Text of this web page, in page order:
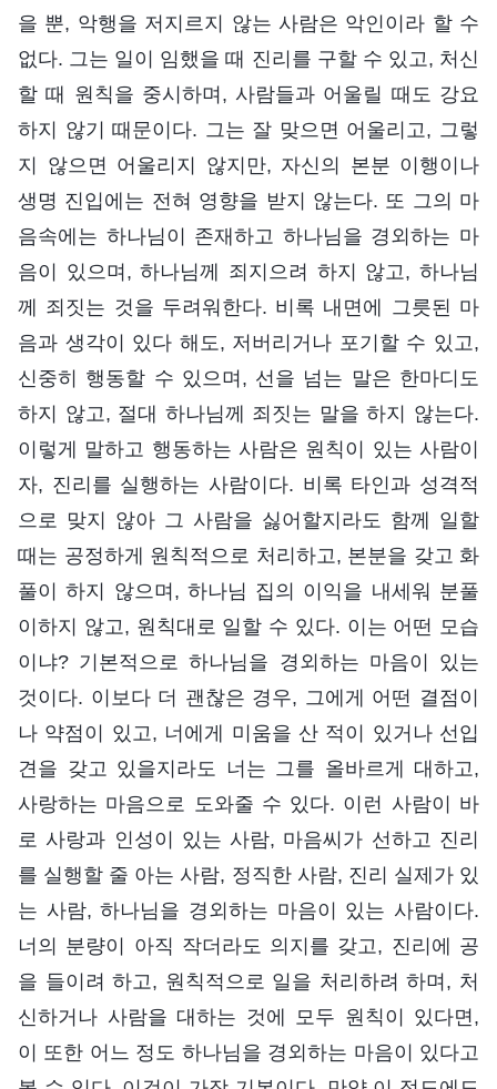
을 뿐, 악행을 저지르지 않는 사람은 악인이라 할 수
없다. 그는 일이 임했을 때 진리를 구할 수 있고, 처신
할 때 원칙을 중시하며, 사람들과 어울릴 때도 강요
하지 않기 때문이다. 그는 잘 맞으면 어울리고, 그렇
지 않으면 어울리지 않지만, 자신의 본분 이행이나
생명 진입에는 전혀 영향을 받지 않는다. 또 그의 마
음속에는 하나님이 존재하고 하나님을 경외하는 마
음이 있으며, 하나님께 죄지으려 하지 않고, 하나님
께 죄짓는 것을 두려워한다. 비록 내면에 그릇된 마
음과 생각이 있다 해도, 저버리거나 포기할 수 있고,
신중히 행동할 수 있으며, 선을 넘는 말은 한마디도
하지 않고, 절대 하나님께 죄짓는 말을 하지 않는다.
이렇게 말하고 행동하는 사람은 원칙이 있는 사람이
자, 진리를 실행하는 사람이다. 비록 타인과 성격적
으로 맞지 않아 그 사람을 싫어할지라도 함께 일할
때는 공정하게 원칙적으로 처리하고, 본분을 갖고 화
풀이 하지 않으며, 하나님 집의 이익을 내세워 분풀
이하지 않고, 원칙대로 일할 수 있다. 이는 어떤 모습
이냐? 기본적으로 하나님을 경외하는 마음이 있는
것이다. 이보다 더 괜찮은 경우, 그에게 어떤 결점이
나 약점이 있고, 너에게 미움을 산 적이 있거나 선입
견을 갖고 있을지라도 너는 그를 올바르게 대하고,
사랑하는 마음으로 도와줄 수 있다. 이런 사람이 바
로 사랑과 인성이 있는 사람, 마음씨가 선하고 진리
를 실행할 줄 아는 사람, 정직한 사람, 진리 실제가 있
는 사람, 하나님을 경외하는 마음이 있는 사람이다.
너의 분량이 아직 작더라도 의지를 갖고, 진리에 공
을 들이려 하고, 원칙적으로 일을 처리하려 하며, 처
신하거나 사람을 대하는 것에 모두 원칙이 있다면,
이 또한 어느 정도 하나님을 경외하는 마음이 있다고